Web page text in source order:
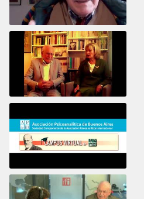
Intervista ad Alberto Eiguer
16e COLLOQUE de la STFPIF 20 et 21 Janvier 2018
Psicoanálisis por Skype y
teléfono Alberto Eiguer